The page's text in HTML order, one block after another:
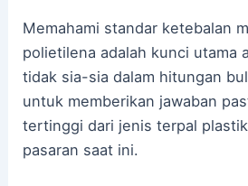
Memahami standar ketebalan
polietilena adalah kunci utama
tidak sia-sia dalam hitungan
untuk memberikan jawaban
tertinggi dari jenis terpal
pasaran saat ini.